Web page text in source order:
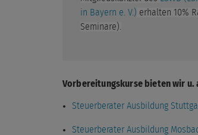
in Bayern e. V.) erhalten 10%
Seminare).
Vorbereitungskurse bieten wir u.
Steuerberater Ausbildung
Steuerberater Ausbildung